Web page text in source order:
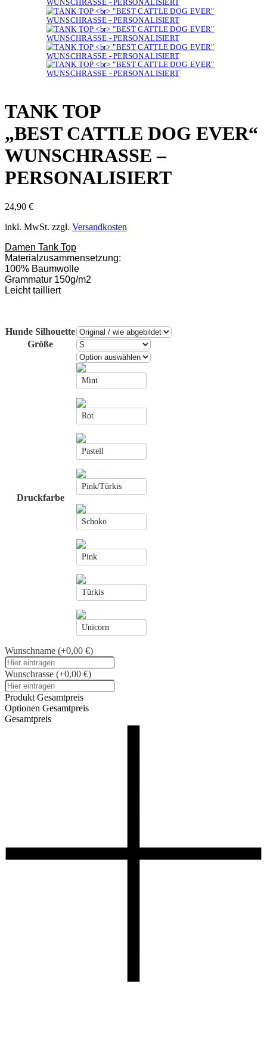
TANK TOP
„BEST CATTLE DOG EVER“
WUNSCHRASSE –
PERSONALISIERT
24,90 €
inkl. MwSt. zzgl. Versandkosten
Damen Tank Top
Materialzusammensetzung:
100% Baumwolle
Grammatur 150g/m2
Leichttailliert
Hunde Silhouette
Größe
Druckfarbe
Mint
Rot
Pastell
Pink/Türkis
Schoko
Pink
Türkis
Unicorn
Wunschname (+0,00 €)
Wunschrasse (+0,00 €)
Produkt Gesamtpreis
Optionen Gesamtpreis
Gesamtpreis